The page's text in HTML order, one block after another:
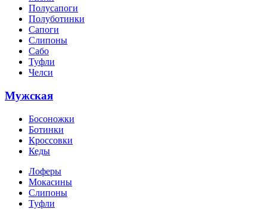
Полусапоги
Полуботинки
Сапоги
Слипоны
Сабо
Туфли
Челси
Мужская
Босоножки
Ботинки
Кроссовки
Кеды
Лоферы
Мокасины
Слипоны
Туфли